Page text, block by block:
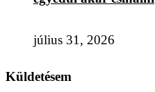
július 31, 2026
Küldetésem